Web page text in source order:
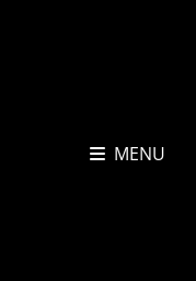
MENU